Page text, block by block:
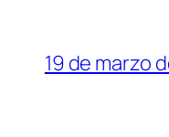
19 de marzo